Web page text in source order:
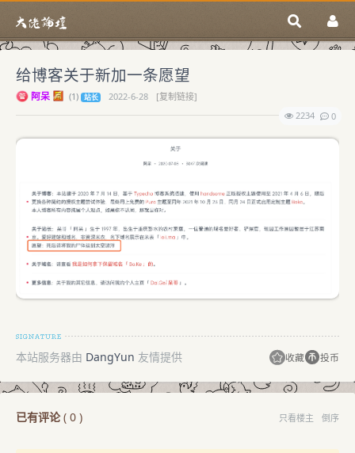
给博客关于新加一条愿望
阿呆 (1) 站长 2022-6-28
[复制链接]
2234
0
本站服务器由 DangYun 友情提供 收藏 投币
已有评论( 0 ) 只看楼主 倒序